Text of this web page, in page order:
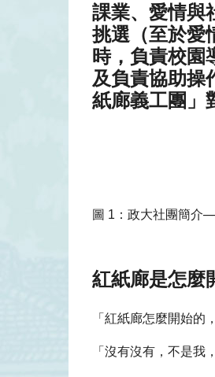
課業、愛情與
挑選（至於愛
時，負責校園
及負責協助操
紙廊義工團」
圖 1：政大社團簡介
紅紙廊是怎麼
「紅紙廊怎麼開始的
「沒有沒有，不是我